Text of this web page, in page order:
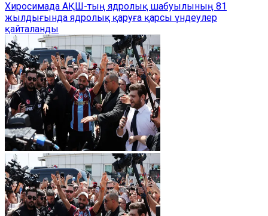
Хиросимада АҚШ-тың ядролық шабуылының 81
жылдығында ядролық қаруға қарсы үндеулер
қайталанды